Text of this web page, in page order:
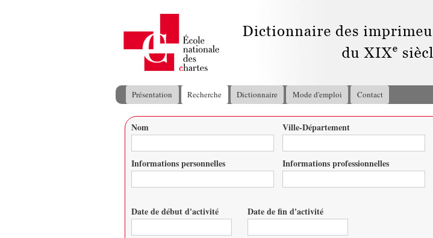
principal
Menu principal
Présentation Recherche Dictionnaire Mode d'emploi Contact
Vous êtes ici
Nom Ville-Département
Informations personnelles Informations professionnelles
Date de début d'activité Date de fin d'activité